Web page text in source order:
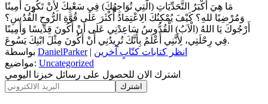
مَا هِيَ أَكْبَرُ التَّحَدِّيَاتِ (الَّتِي تُوَاجِهُكَ) فِي سَعْيِكَ لِأَنْ تَكُونَ أَمِينًا
وَمُرْضِيًا للهِ؟ كَيْفَ يُمْكِنُكَ الِاعْتِمَادُ أَكْثَرَ عَلَى قُوَّةِ الرُّوحِ الْقُدُسِ؟
أَرْجُوكَ يَا اللهُ (الْآبُ) الْقُدُّوسُ سَاعِدْنِي عَلَى أَنْ أَكُونَ قِدِّيسًا وَأَمِينًا
فِي رِحْلَتِي، لِأَنَّنِي أَعْلَمُ بِأَنَّكَ تُرِيدُنِي أَنْ أَكُونَ مِثْلَ ابْنِكَ يَسُوعَ.
DanielParker| انظر كتابات كتّابٍ آخرين
مواضيع: Uncategorized
اشترك الان للحصول على رسائل خبزنا اليومي
اشترك